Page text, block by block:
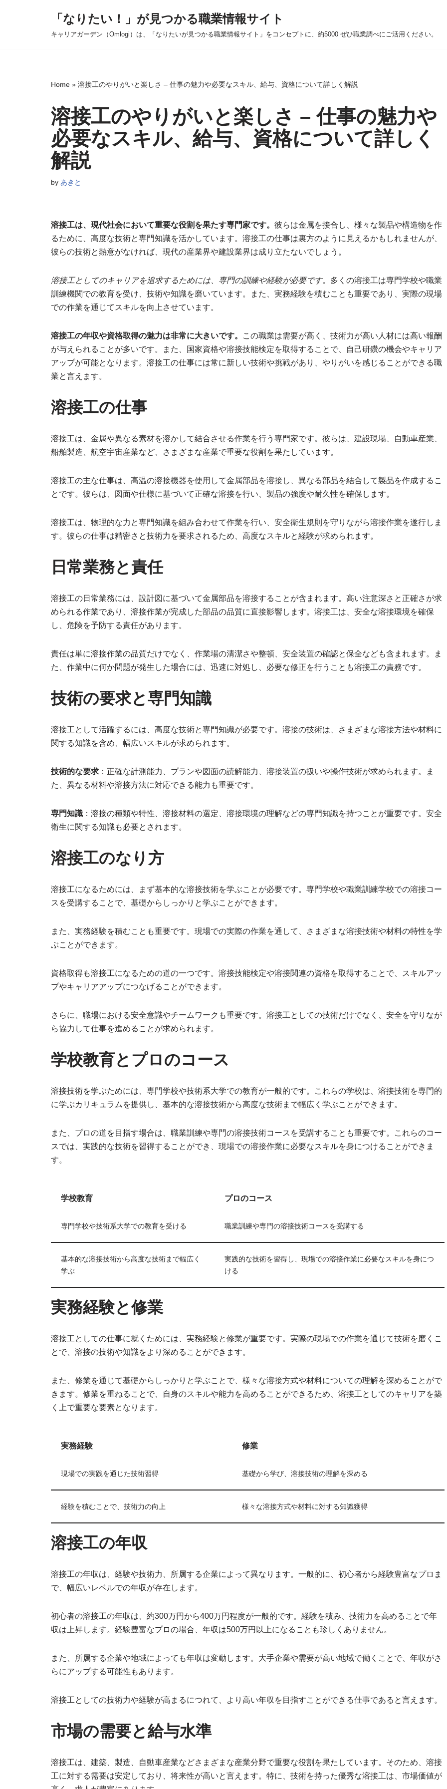
「なりたい！」が見つかる職業情報サイト
キャリアガーデン（Omlogi）は、「なりたいが見つかる職業情報サイト」をコンセプトに、約5000 ぜひ職業調べにご活用ください。
Home » 溶接工のやりがいと楽しさ – 仕事の魅力や必要なスキル、給与、資格について詳しく解説
溶接工のやりがいと楽しさ – 仕事の魅力や
必要なスキル、給与、資格について詳しく
解説
by あきと
溶接工は、現代社会において重要な役割を果たす専門家です。 彼らは金属を接合し、様々な製品や構造物を作
るために、高度な技術と専門知識を活かしています。溶接工の仕事は裏方のように見えるかもしれませんが、
彼らの技術と熱意がなければ、現代の産業界や建設業界は成り立たないでしょう。
溶接工としてのキャリアを追求するためには、専門の訓練や経験が必要です。 多くの溶接工は専門学校や職業
訓練機関での教育を受け、技術や知識を磨いています。また、実務経験を積むことも重要であり、実際の現場
での作業を通じてスキルを向上させています。
溶接工の年収や資格取得の魅力は非常に大きいです。
この職業は需要が高く、技術力が高い人材には高い報酬
が与えられることが多いです。また、国家資格や溶接技能検定を取得することで、自己研鑽の機会やキャリア
アップが可能となります。溶接工の仕事には常に新しい技術や挑戦があり、やりがいを感じることができる職
業と言えます。
溶接工の仕事
溶接工は、金属や異なる素材を溶かして結合させる作業を行う専門家です。彼らは、建設現場、自動車産業、
船舶製造、航空宇宙産業など、さまざまな産業で重要な役割を果たしています。
溶接工の主な仕事は、高温の溶接機器を使用して金属部品を溶接し、異なる部品を結合して製品を作成するこ
とです。彼らは、図面や仕様に基づいて正確な溶接を行い、製品の強度や耐久性を確保します。
溶接工は、物理的な力と専門知識を組み合わせて作業を行い、安全衛生規則を守りながら溶接作業を遂行しま
す。彼らの仕事は精密さと技術力を要求されるため、高度なスキルと経験が求められます。
日常業務と責任
溶接工の日常業務には、設計図に基づいて金属部品を溶接することが含まれます。高い注意深さと正確さが求
められる作業であり、溶接作業が完成した部品の品質に直接影響します。溶接工は、安全な溶接環境を確保
し、危険を予防する責任があります。
責任は単に溶接作業の品質だけでなく、作業場の清潔さや整頓、安全装置の確認と保全なども含まれます。ま
た、作業中に何か問題が発生した場合には、迅速に対処し、必要な修正を行うことも溶接工の責務です。
技術の要求と専門知識
溶接工として活躍するには、高度な技術と専門知識が必要です。溶接の技術は、さまざまな溶接方法や材料に
関する知識を含め、幅広いスキルが求められます。
技術的な要求 ：正確な計測能力、プランや図面の読解能力、溶接装置の扱いや操作技術が求められます。ま
た、異なる材料や溶接方法に対応できる能力も重要です。
専門知識 ：溶接の種類や特性、溶接材料の選定、溶接環境の理解などの専門知識を持つことが重要です。安全
衛生に関する知識も必要とされます。
溶接工のなり方
溶接工になるためには、まず基本的な溶接技術を学ぶことが必要です。専門学校や職業訓練学校での溶接コー
スを受講することで、基礎からしっかりと学ぶことができます。
また、実務経験を積むことも重要です。現場での実際の作業を通して、さまざまな溶接技術や材料の特性を学
ぶことができます。
資格取得も溶接工になるための道の一つです。溶接技能検定や溶接関連の資格を取得することで、スキルアッ
プやキャリアアップにつなげることができます。
さらに、職場における安全意識やチームワークも重要です。溶接工としての技術だけでなく、安全を守りなが
ら協力して仕事を進めることが求められます。
学校教育とプロのコース
溶接技術を学ぶためには、専門学校や技術系大学での教育が一般的です。これらの学校は、溶接技術を専門的
に学ぶカリキュラムを提供し、基本的な溶接技術から高度な技術まで幅広く学ぶことができます。
また、プロの道を目指す場合は、職業訓練や専門の溶接技術コースを受講することも重要です。これらのコー
スでは、実践的な技術を習得することができ、現場での溶接作業に必要なスキルを身につけることができま
す。
学校教育 プロのコース
専門学校や技術系大学での教育を受ける 職業訓練や専門の溶接技術コースを受講する
基本的な溶接技術から高度な技術まで幅広く
学ぶ
実践的な技術を習得し、現場での溶接作業に必要なスキルを身につ
ける
実務経験と修業
溶接工としての仕事に就くためには、実務経験と修業が重要です。実際の現場での作業を通じて技術を磨くこ
とで、溶接の技術や知識をより深めることができます。
また、修業を通じて基礎からしっかりと学ぶことで、様々な溶接方式や材料についての理解を深めることがで
きます。修業を重ねることで、自身のスキルや能力を高めることができるため、溶接工としてのキャリアを築
く上で重要な要素となります。
実務経験 修業
現場での実践を通じた技術習得 基礎から学び、溶接技術の理解を深める
経験を積むことで、技術力の向上 様々な溶接方式や材料に対する知識獲得
溶接工の年収
溶接工の年収は、経験や技術力、所属する企業によって異なります。一般的に、初心者から経験豊富なプロま
で、幅広いレベルでの年収が存在します。
初心者の溶接工の年収は、約300万円から400万円程度が一般的です。経験を積み、技術力を高めることで年
収は上昇します。経験豊富なプロの場合、年収は500万円以上になることも珍しくありません。
また、所属する企業や地域によっても年収は変動します。大手企業や需要が高い地域で働くことで、年収がさ
らにアップする可能性もあります。
溶接工としての技術力や経験が高まるにつれて、より高い年収を目指すことができる仕事であると言えます。
市場の需要と給与水準
溶接工は、建築、製造、自動車産業などさまざまな産業分野で重要な役割を果たしています。そのため、溶接
工に対する需要は安定しており、将来性が高いと言えます。特に、技術を持った優秀な溶接工は、市場価値が